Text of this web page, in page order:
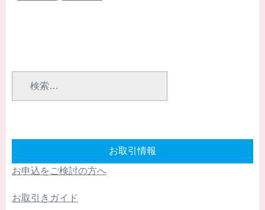
お取引情報
お申込をご検討の方へ
お取引きガイド